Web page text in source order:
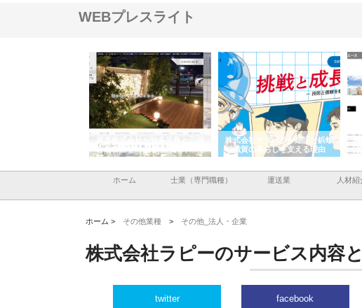
WEBプレスライト
で滋賀の暮らしを支える理由
株式会社メタルエースの企業サ
イトが提供する充実した情報内
容とは
ホーム 士業（専門職種） 運送業 人材紹
ホーム > その他業種 > その他_法人・企業
株式会社ラピーのサービス内容
twitter facebook